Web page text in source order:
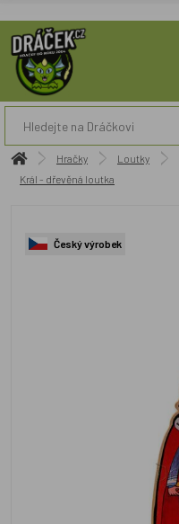
Hračky Loutky
Král - dřevěná loutka
Český výrobek